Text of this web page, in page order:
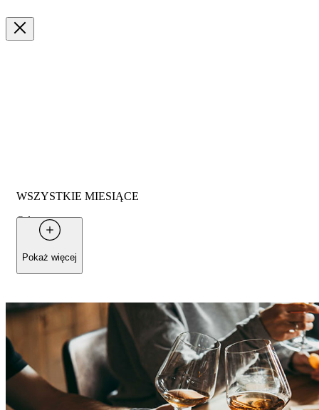
WSZYSTKIE MIESIĄCE
Od
za osobę
Pokaż więcej